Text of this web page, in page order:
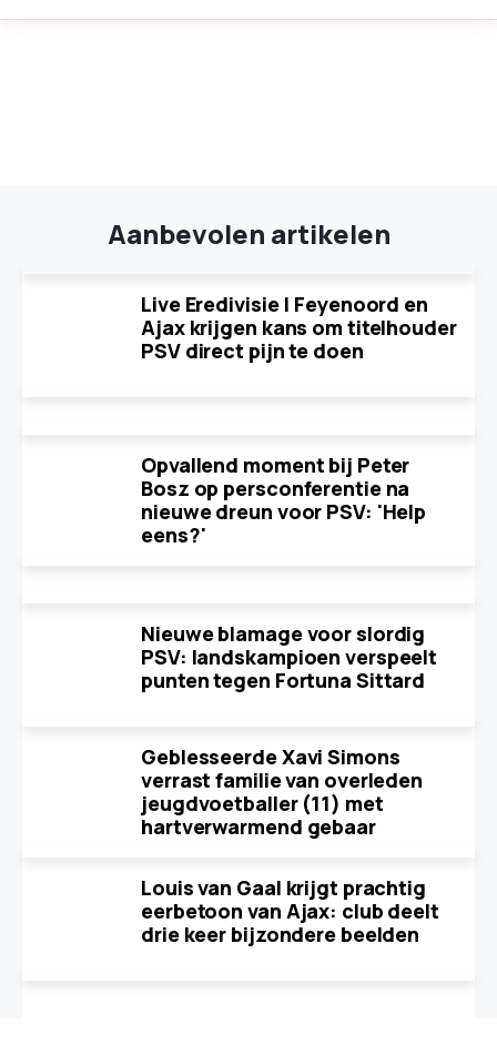
Aanbevolen artikelen
Live Eredivisie | Feyenoord en
Ajax krijgen kans om titelhouder
PSV direct pijn te doen
Opvallend moment bij Peter
Bosz op persconferentie na
nieuwe dreun voor PSV: 'Help
eens?'
Nieuwe blamage voor slordig
PSV: landskampioen verspeelt
punten tegen Fortuna Sittard
Geblesseerde Xavi Simons
verrast familie van overleden
jeugdvoetballer (11) met
hartverwarmend gebaar
Louis van Gaal krijgt prachtig
eerbetoon van Ajax: club deelt
drie keer bijzondere beelden